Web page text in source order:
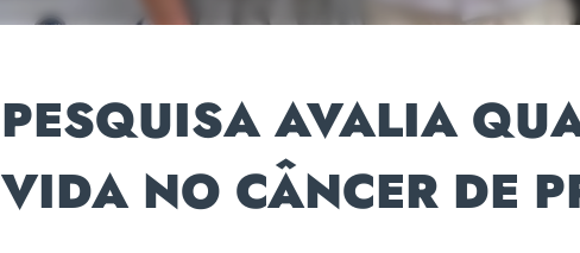
PESQUISA AVALIA
VIDA NO CÂNCER DE